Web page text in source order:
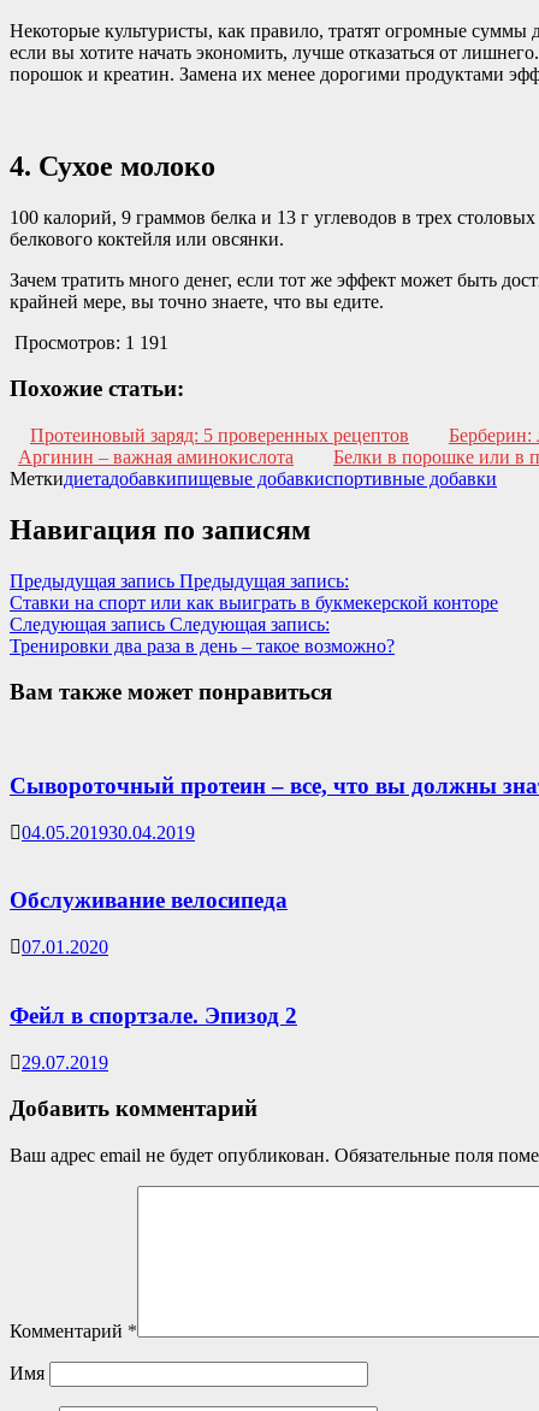
Некоторые культуристы, как правило, тратят огромные суммы
если вы хотите начать экономить, лучше отказаться от
порошок и креатин. Замена их менее дорогими продуктами
4. Сухое молоко
100 калорий, 9 граммов белка и 13 г углеводов в трех
белкового коктейля или овсянки.
Зачем тратить много денег, если тот же эффект может быть
крайней мере, вы точно знаете, что вы едите.
Просмотров: 1 191
Похожие статьи:
Протеиновый заряд: 5 проверенных рецептов
Берберин:
Аргинин – важная аминокислота
Белки в порошке или в
Меткидиетадобавкипищевые добавкиспортивные добавки
Навигация по записям
Предыдущая запись Предыдущая запись:
Ставки на спорт или как выиграть в букмекерской конторе
Следующая запись Следующая запись:
Тренировки два раза в день – такое возможно?
Вам также может понравиться
Сывороточный протеин – все, что вы должны
04.05.201930.04.2019
Обслуживание велосипеда
07.01.2020
Фейл в спортзале. Эпизод 2
29.07.2019
Добавить комментарий
Ваш адрес email не будет опубликован. Обязательные поля
Комментарий *
Имя